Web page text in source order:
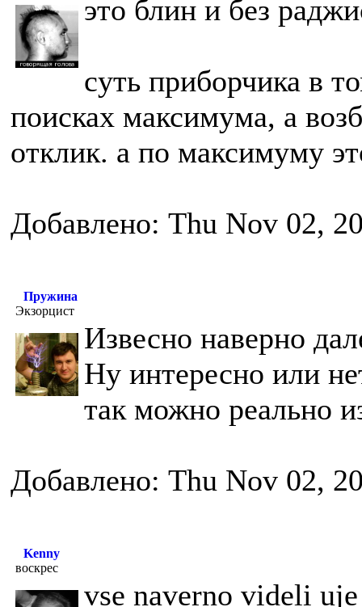
это блин и без
суть приборчика в
поисках максимума, а
отклик. а по максимуму
Добавлено: Thu Nov 02,
Пружина
Экзорцист
Извесно наверно
Ну интересно или
так можно реально
Добавлено: Thu Nov 02,
Kenny
воскрес
vse naverno videli